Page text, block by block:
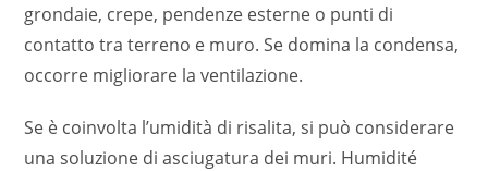
grondaie, crepe, pendenze esterne o punti di
contatto tra terreno e muro. Se domina la condensa,
occorre migliorare la ventilazione.
Se è coinvolta l’umidità di risalita, si può considerare
una soluzione di asciugatura dei muri. Humidité